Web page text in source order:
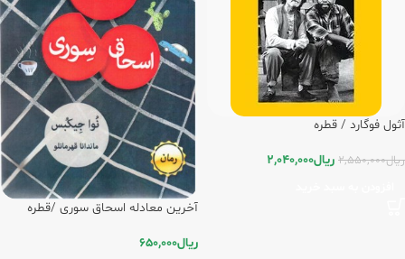
آثول فوگارد / قطره
ریال2,550,000 ریال2,040,000
آخرین معادله اسحاق سوری /قطره
ریال650,000